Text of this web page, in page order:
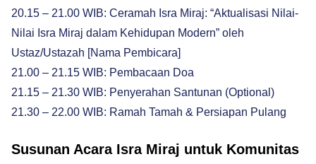
20.15 – 21.00 WIB: Ceramah Isra Miraj: “Aktualisasi Nilai-
Nilai Isra Miraj dalam Kehidupan Modern” oleh
Ustaz/Ustazah [Nama Pembicara]
21.00 – 21.15 WIB: Pembacaan Doa
21.15 – 21.30 WIB: Penyerahan Santunan (Optional)
21.30 – 22.00 WIB: Ramah Tamah & Persiapan Pulang
Susunan Acara Isra Miraj untuk Komunitas